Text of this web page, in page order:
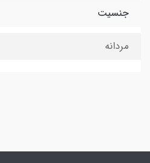
جنسیت
مردانه